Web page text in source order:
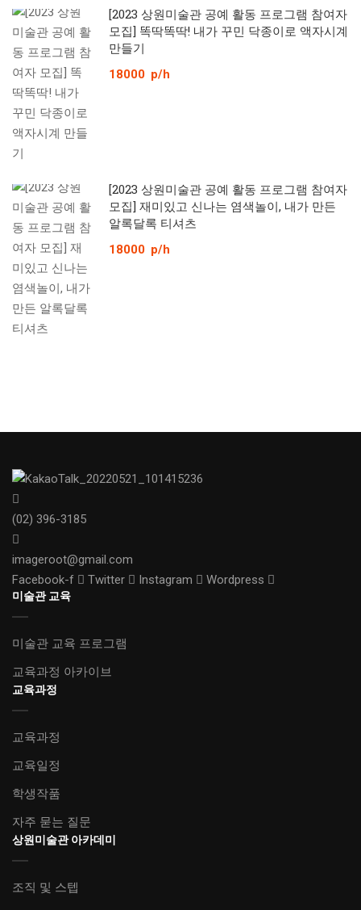
[2023 상원미술관 공예 활동 프로그램 참여자
모집] 똑딱똑딱! 내가 꾸민 닥종이로 액자시계
만들기
18000 p/h
[2023 상원미술관 공예 활동 프로그램 참여자
모집] 재미있고 신나는 염색놀이, 내가 만든
알록달록 티셔츠
18000 p/h
(02) 396-3185
imageroot@gmail.com
Facebook-f
Twitter Instagram Wordpress
미술관 교육
미술관 교육 프로그램
교육과정 아카이브
교육과정
교육과정
교육일정
학생작품
자주 묻는 질문
상원미술관 아카데미
조직 및 스텝